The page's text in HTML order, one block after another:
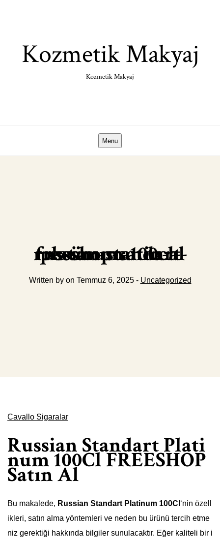
Kozmetik Makyaj
Kozmetik Makyaj
Menu
russian-standart-platinum-100cl-freeshop-satin-al
Written by on Temmuz 6, 2025 - Uncategorized
Cavallo Sigaralar
Russian Standart Plati
num 100Cl FREESHOP
Satın Al
Bu makalede, Russian Standart Platinum 100Cl ‘nin özell
ikleri, satın alma yöntemleri ve neden bu ürünü tercih etme
niz gerektiği hakkında bilgiler sunulacaktır. Eğer kaliteli bir i